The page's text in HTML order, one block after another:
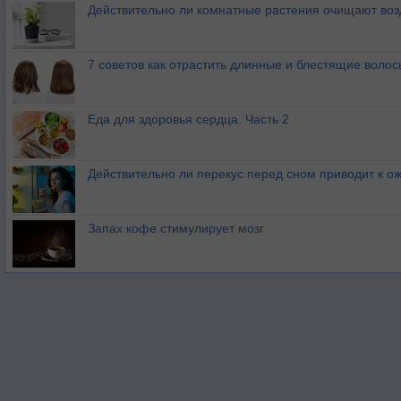
Действительно ли комнатные растения очищают
7 советов как отрастить длинные и блестящие
Еда для здоровья сердца. Часть 2
Действительно ли перекус перед сном приводит к
Запах кофе стимулирует мозг